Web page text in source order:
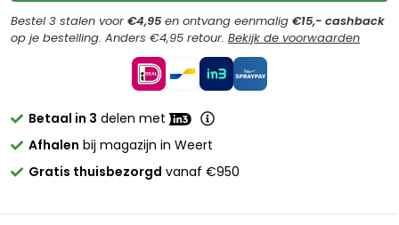
Bestel 3 stalen voor €4,95 en ontvang eenmalig €15,- cashback
op je bestelling. Anders €4,95 retour. Bekijk de voorwaarden
Betaal in 3 delen met
Afhalen bij magazijn in Weert
Gratis thuisbezorgd vanaf €950